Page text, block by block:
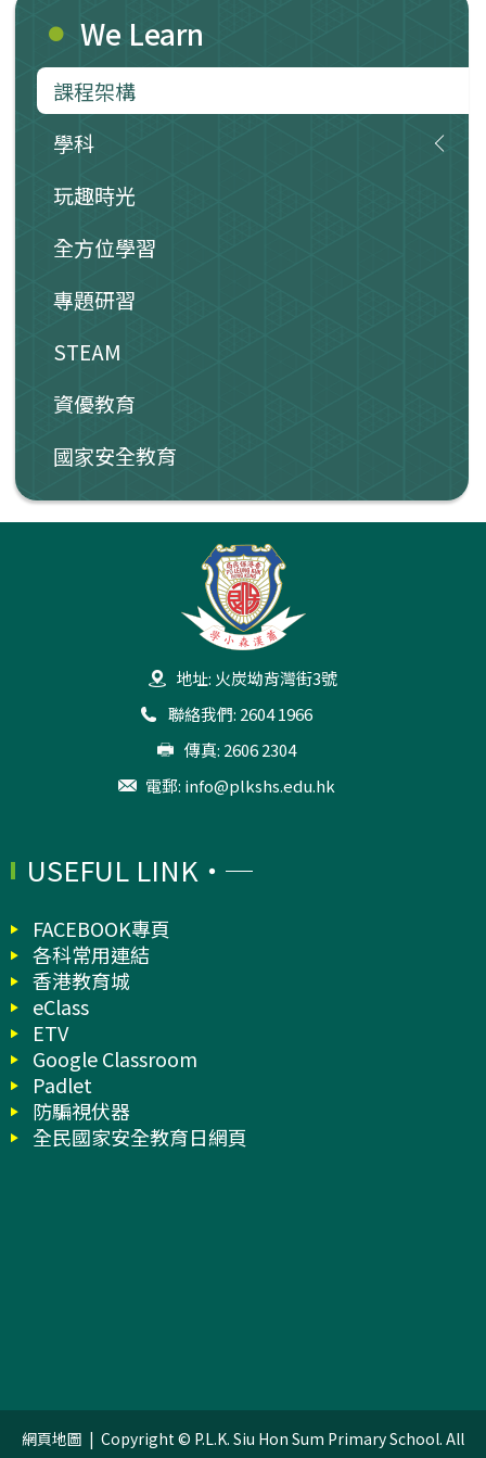
We Learn
課程架構
學科
玩趣時光
全方位學習
專題研習
STEAM
資優教育
國家安全教育
地址: 火炭坳背灣街3號
聯絡我們: 2604 1966
傳真: 2606 2304
電郵: info@plkshs.edu.hk
USEFUL LINK
FACEBOOK專頁
各科常用連結
香港教育城
eClass
ETV
Google Classroom
Padlet
防騙視伏器
全民國家安全教育日網頁
網頁地圖 | Copyright © P.L.K. Siu Hon Sum Primary School. All